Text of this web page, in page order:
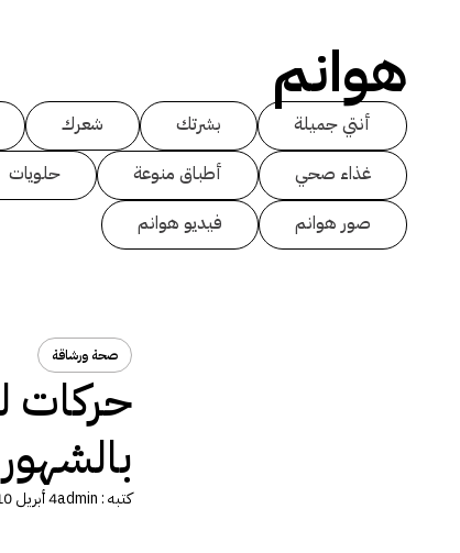
هوانم
أنتي جميلة بشرتك شعرك
غذاء صحي
أطباق منوعة حلويات
صور هوانم
فيديو هوانم
صحة ورشاقة
حركات
بالشهور
كتبه :admin4 أبريل 2010